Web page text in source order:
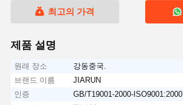
최고의 가격
제품 설명
원래 장소
강동중국.
브랜드 이름
JIARUN
인증
GB/T19001-2000-ISO9001:2000